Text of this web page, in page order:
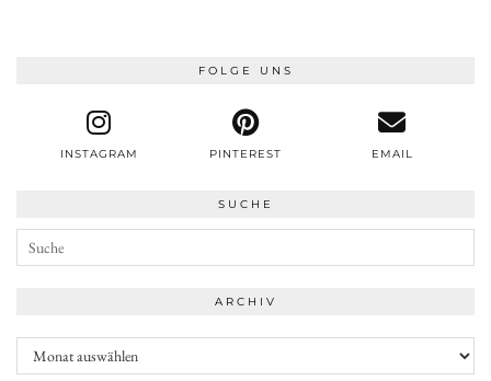
FOLGE UNS
INSTAGRAM PINTEREST EMAIL
SUCHE
ARCHIV
Archiv